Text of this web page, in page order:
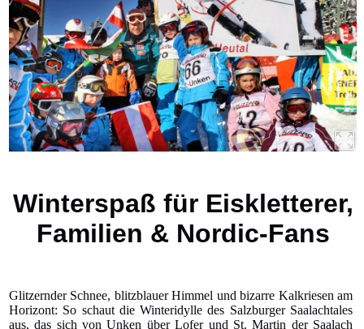
Winterspaß für Eiskletterer,
Familien & Nordic-Fans
Glitzernder Schnee, blitzblauer Himmel und bizarre Kalkriesen am
Horizont: So schaut die Winteridylle des Salzburger Saalachtales
aus, das sich von Unken über Lofer und St. Martin der Saalach